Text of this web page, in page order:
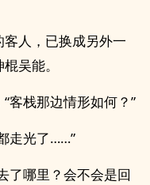
人，已换成另外一
吴能。
客栈那边情形如何？”
走光了……”
了哪里？会不会是回